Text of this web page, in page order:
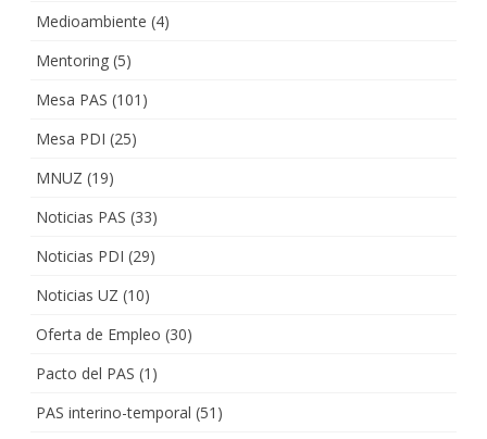
Medioambiente (4)
Mentoring (5)
Mesa PAS (101)
Mesa PDI (25)
MNUZ (19)
Noticias PAS (33)
Noticias PDI (29)
Noticias UZ (10)
Oferta de Empleo (30)
Pacto del PAS (1)
PAS interino-temporal (51)